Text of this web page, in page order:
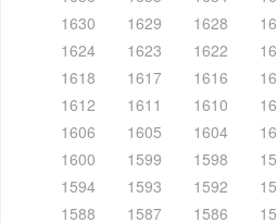
1630
1629 1628
1624
1623 1622
1618
1617 1616
1612
1611 1610
1606
1605 1604
1600
1599 1598
1594
1593 1592
1588
1587 1586